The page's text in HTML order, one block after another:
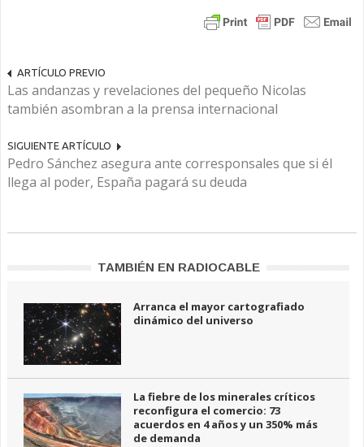
ARTÍCULO PREVIO
Las andanzas y revelaciones del pequeño Nicolas
también asombran a la prensa internacional
SIGUIENTE ARTÍCULO
Pedro Sánchez asegura ante corresponsales que si él
llega al poder, España pagará su deuda
TAMBIÉN EN RADIOCABLE
Arranca el mayor cartografiado
dinámico del universo
La fiebre de los minerales críticos
reconfigura el comercio: 73
acuerdos en 4 años y un 350% más
de demanda